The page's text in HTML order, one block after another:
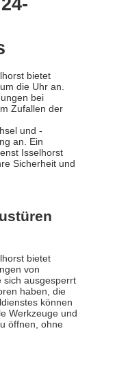
bietet
die Uhr an.
bei
Zufallen der
und -
an. Ein
Isselhorst
Sicherheit und
bietet
von
sich ausgesperrt
haben, die
können
Werkzeuge und
öffnen, ohne